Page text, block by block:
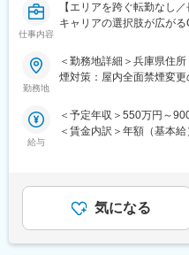
公募制度も充実しており
部への異動も可能です。
事担当者などの管理部門な
（３）手厚い研修体制でス
してのスキルのみならず
的にヘルスケアのプロフ
【IQVIAサービシーズジャ
・世界100以上の国と地
プロモーションに携わり
関与しています
・日本においても業界ト
仕事内容
【エリアを跨ぐ転勤なし
キャリアの選択肢が広が
【はじめに】
～50代まで幅広く活躍し
医師、薬剤師に課題解決
報を収集を行っていただき
《具体的には...》
勤務地
＜勤務地詳細＞兵庫県住
煙対策：屋内全面禁煙変
給与
＜予定年収＞550万円～
＜賃金内訳＞年額（基本
度支給）※ただし支給条件
り、選考を通じて上下す
当を含めた表記です。
気になる